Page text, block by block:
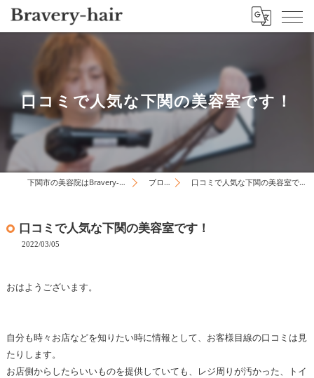
口コミで人気な下関の美容室です！
下関市の美容院はBravery-hair ブログ 口コミで人気な下関の美容室です！
口コミで人気な下関の美容室です！
2022/03/05
おはようございます。
自分も時々お店などを知りたい時に情報として、お客様目線の口コミは見
たりします。
お店側からしたらいいものを提供していても、レジ周りが汚かった、トイ